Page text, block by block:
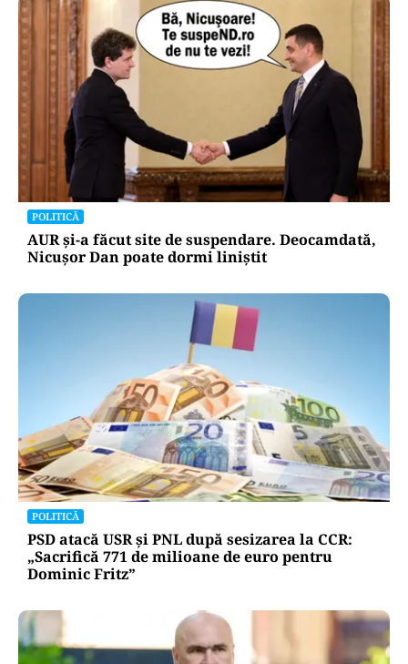
POLITICĂ
AUR și-a făcut site de suspendare. Deocamdată,
Nicușor Dan poate dormi liniștit
POLITICĂ
PSD atacă USR și PNL după sesizarea la CCR:
„Sacrifică 771 de milioane de euro pentru
Dominic Fritz”